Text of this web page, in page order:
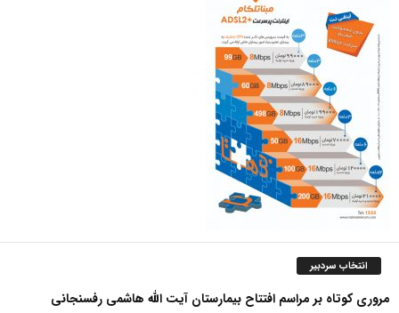
انتخاب سردبیر
مروری کوتاه بر مراسم افتتاح بیمارستان آیت الله هاشمی‌ رفسنجانی